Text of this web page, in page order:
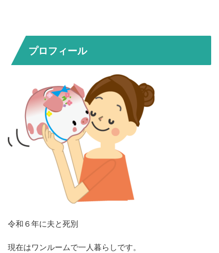
プロフィール
令和６年に夫と死別
現在はワンルームで一人暮らしです。